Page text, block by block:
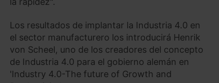
Los resultados de implantar la Industria 4.0 en
el sector manufacturero los introducirá Henrik
von Scheel, uno de los creadores del concepto
de Industria 4.0 para el gobierno alemán en
'Industry 4.0-The future of Growth and